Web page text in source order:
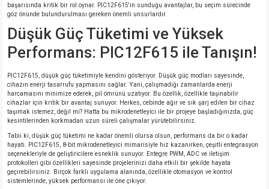
başarısında kritik bir rol oynar. PIC12F615'in sunduğu avantajlar, bu seçim sürecinde
göz önünde bulundurulması gereken önemli unsurlardır.
Düşük Güç Tüketimi ve Yüksek
Performans: PIC12F615 ile Tanışın!
PIC12F615, düşük güç tüketimiyle kendini gösteriyor. Düşük güç modları sayesinde,
cihazın enerji tasarrufu yapmasını sağlar. Yani, çalışmadığı zamanlarda enerji
harcamasını minimize ederek, pil ömrünü uzatıyor. Bu özellik, özellikle taşınabilir
cihazlar için kritik bir avantaj sunuyor. Herkes, cebinde ağır ve sık şarj edilen bir cihaz
taşımak istemez, değil mi? Hatta bu mikrodenetleyici ile bir projeye başladığınızda, güç
kesintilerinden korkmadan uzun süreli çalışmalar yürütebilirsiniz.
Tabii ki, düşük güç tüketimi ne kadar önemli olursa olsun, performans da bir o kadar
hayati. PIC12F615, 8-bit mikrodenetleyici mimarisiyle hız kazanırken, çeşitli entegrasyon
seçenekleriyle de geliştiricilere esneklik sunuyor. Entegre PWM, ADC ve iletişim
protokolleri gibi özellikleri sayesinde projelerinizi daha etkili bir şekilde hayata
geçirebilirsiniz. Birçok farklı uygulama alanında, özellikle otomasyon ve kontrol
sistemlerinde, yüksek performansı ile öne çıkıyor.